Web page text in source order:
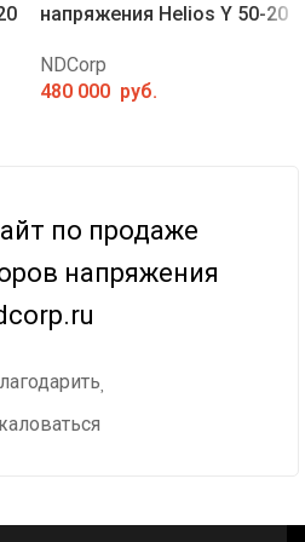
напряжения Helios Y 50-20
NDCorp
480 000 руб.
по продаже
напряжения